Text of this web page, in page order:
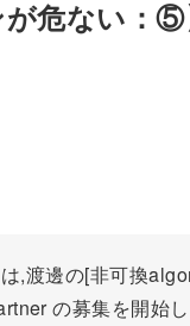
危ない：⑤
,渡邊の[非可換
の募集を開始